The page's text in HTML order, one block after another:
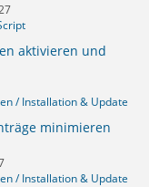
aktivieren und
/ Installation & Update
minimieren
/ Installation & Update